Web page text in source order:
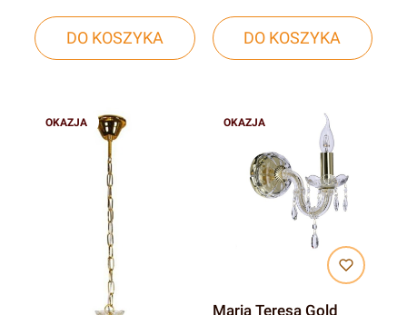
DO KOSZYKA DO KOSZYKA
OKAZJA OKAZJA
Maria Teresa Gold